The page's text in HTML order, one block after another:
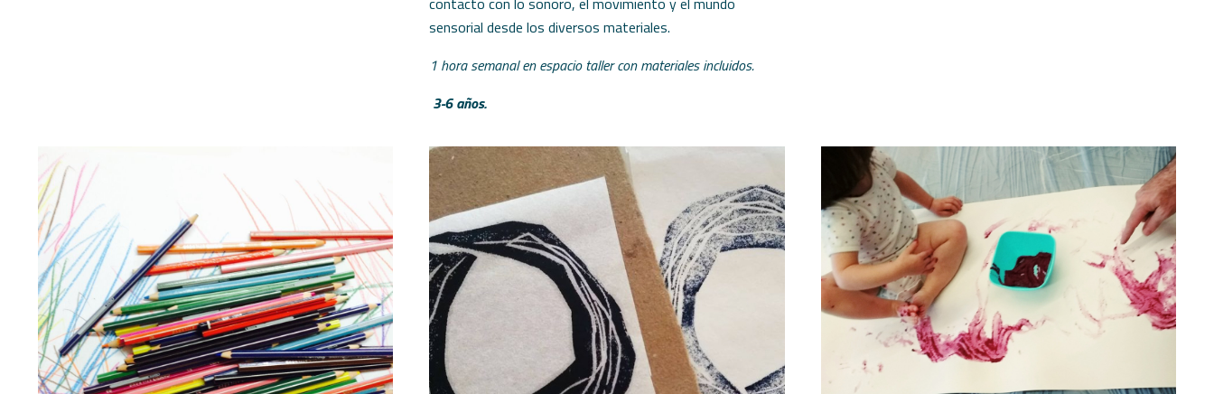
sensorial desde los diversos materiales.
1 hora semanal en espacio taller con materiales incluidos.
3-6 años.